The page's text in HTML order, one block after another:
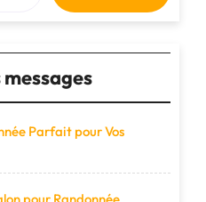
Compagnon
Parfait pour Vos